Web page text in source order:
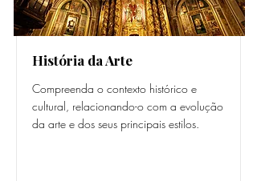
História da Arte
Compreenda o contexto histórico e
cultural, relacionando-o com a evolução
da arte e dos seus principais estilos.